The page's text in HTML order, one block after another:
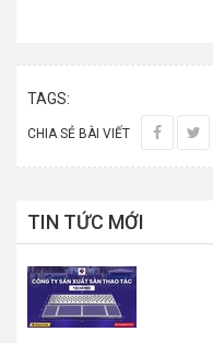
TAGS:
CHIA SẺ BÀI VIẾT
TIN TỨC MỚI